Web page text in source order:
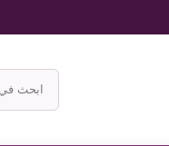
ابحث
في